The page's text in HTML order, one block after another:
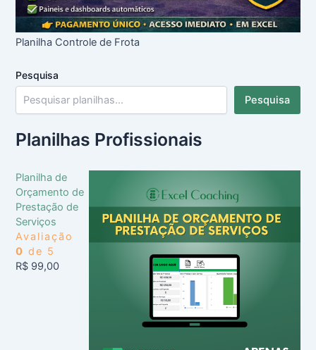
Planilha Controle de Frota
Pesquisa
Pesquisa
Planilhas Profissionais
Planilha de
Orçamento de
Prestação de
Serviços
Avaliação
0 de 5
R$ 99,00